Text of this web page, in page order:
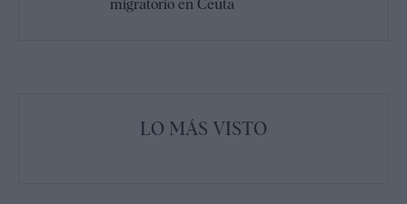
migratorio en Ceuta
LO MÁS VISTO